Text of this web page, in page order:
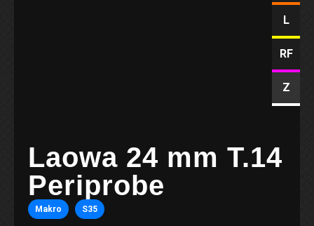
L
RF
Z
Laowa 24 mm T.14
Periprobe
Makro S35